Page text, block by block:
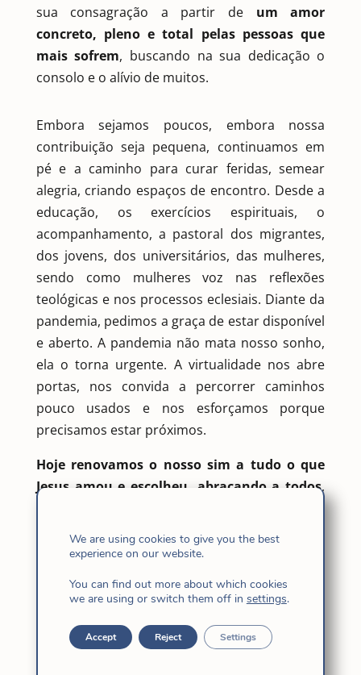
sua consagração a partir de um amor
concreto, pleno e total pelas pessoas que
mais sofrem, buscando na sua dedicação o
consolo e o alívio de muitos.
Embora sejamos poucos, embora nossa
contribuição seja pequena, continuamos em
pé e a caminho para curar feridas, semear
alegria, criando espaços de encontro. Desde a
educação, os exercícios espirituais, o
acompanhamento, a pastoral dos migrantes,
dos jovens, dos universitários, das mulheres,
sendo como mulheres voz nas reflexões
teológicas e nos processos eclesiais. Diante da
pandemia, pedimos a graça de estar disponível
e aberto. A pandemia não mata nosso sonho,
ela o torna urgente. A virtualidade nos abre
portas, nos convida a percorrer caminhos
pouco usados ​​e nos esforçamos porque
precisamos estar próximos.
Hoje renovamos o nosso sim a tudo o que
Jesus amou e escolheu, abraçando a todos,
We are using cookies to give you the best
experience on our website.
You can find out more about which cookies
we are using or switch them off in settings.
Accept Reject Settings